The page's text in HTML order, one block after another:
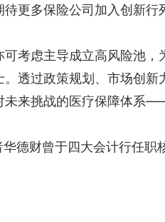
待更多保险公司加入创新行
可考虑主导成立高风险池
。透过政策规划、市场创
未来挑战的医疗保障体系
德财曾于四大会计行任职